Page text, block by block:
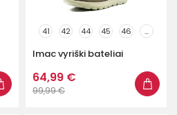
41 42 44 45 46 ...
Imac vyriški bateliai
64,99 €
99,99 €